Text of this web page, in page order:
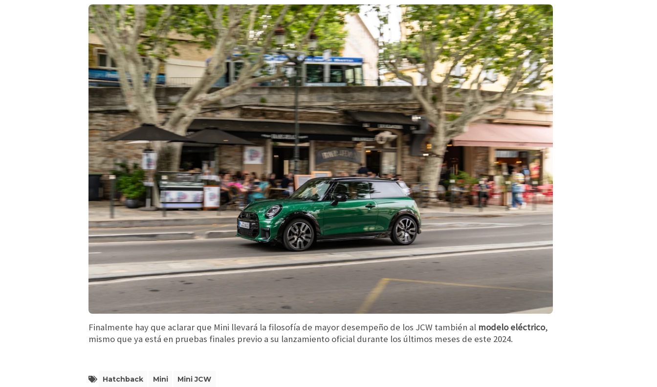
Finalmente hay que aclarar que Mini llevará la filosofía de mayor desempeño de los JCW también al modelo eléctrico,
mismo que ya está en pruebas finales previo a su lanzamiento oficial durante los últimos meses de este 2024.
Hatchback Mini Mini JCW